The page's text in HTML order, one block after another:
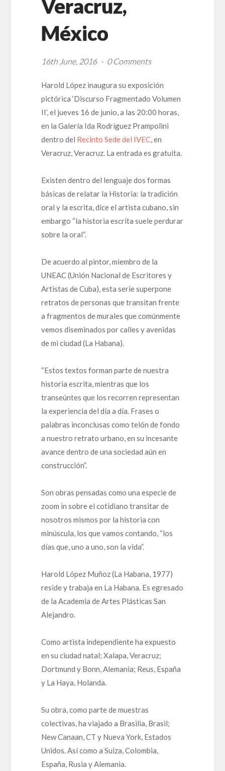
Veracruz,
México
16th June, 2016 0 Comments
Harold López inaugura su exposición
pictórica ‘Discurso Fragmentado Volumen
II’, el jueves 16 de junio, a las 20:00 horas,
en la Galería Ida Rodríguez Prampolini
dentro del Recinto Sede del IVEC, en
Veracruz, Veracruz. La entrada es gratuita.
Existen dentro del lenguaje dos formas
básicas de relatar la Historia: la tradición
oral y la escrita, dice el artista cubano, sin
embargo “la historia escrita suele perdurar
sobre la oral“.
De acuerdo al pintor, miembro de la
UNEAC (Unión Nacional de Escritores y
Artistas de Cuba), esta serie superpone
retratos de personas que transitan frente
a fragmentos de murales que comúnmente
vemos diseminados por calles y avenidas
de mi ciudad (La Habana).
“Estos textos forman parte de nuestra
historia escrita, mientras que los
transeúntes que los recorren representan
la experiencia del día a día. Frases o
palabras inconclusas como telón de fondo
a nuestro retrato urbano, en su incesante
avance dentro de una sociedad aún en
construcción”.
Son obras pensadas como una especie de
zoom in sobre el cotidiano transitar de
nosotros mismos por la historia con
minúscula, los que vamos contando, “los
días que, uno a uno, son la vida”.
Harold López Muñoz (La Habana, 1977)
reside y trabaja en La Habana. Es egresado
de la Academia de Artes Plásticas San
Alejandro.
Como artista independiente ha expuesto
en su ciudad natal; Xalapa, Veracruz;
Dortmund y Bonn, Alemania; Reus, España
y La Haya, Holanda.
Su obra, como parte de muestras
colectivas, ha viajado a Brasilia, Brasil;
New Canaan, CT y Nueva York, Estados
Unidos. Así como a Suiza, Colombia,
España, Rusia y Alemania.